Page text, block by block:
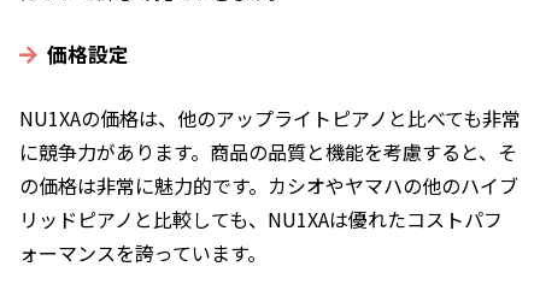
価格設定
NU1XAの価格は、他のアップライトピアノと比べても非常
に競争力があります。商品の品質と機能を考慮すると、そ
の価格は非常に魅力的です。カシオやヤマハの他のハイブ
リッドピアノと比較しても、NU1XAは優れたコストパフ
ォーマンスを誇っています。